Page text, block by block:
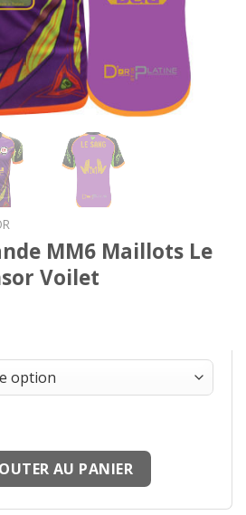
MM6 Maillots Le
Voilet
thailande MM6 Maillots Le Sang
AU PANIER